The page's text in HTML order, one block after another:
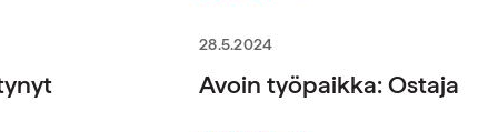
28.5.2024
Avoin työpaikka: Ostaja